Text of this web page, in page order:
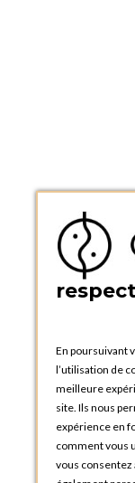
En poursuivant
l’utilisation de
meilleure
site. Ils nous
expérience en
comment vous
vous consentez